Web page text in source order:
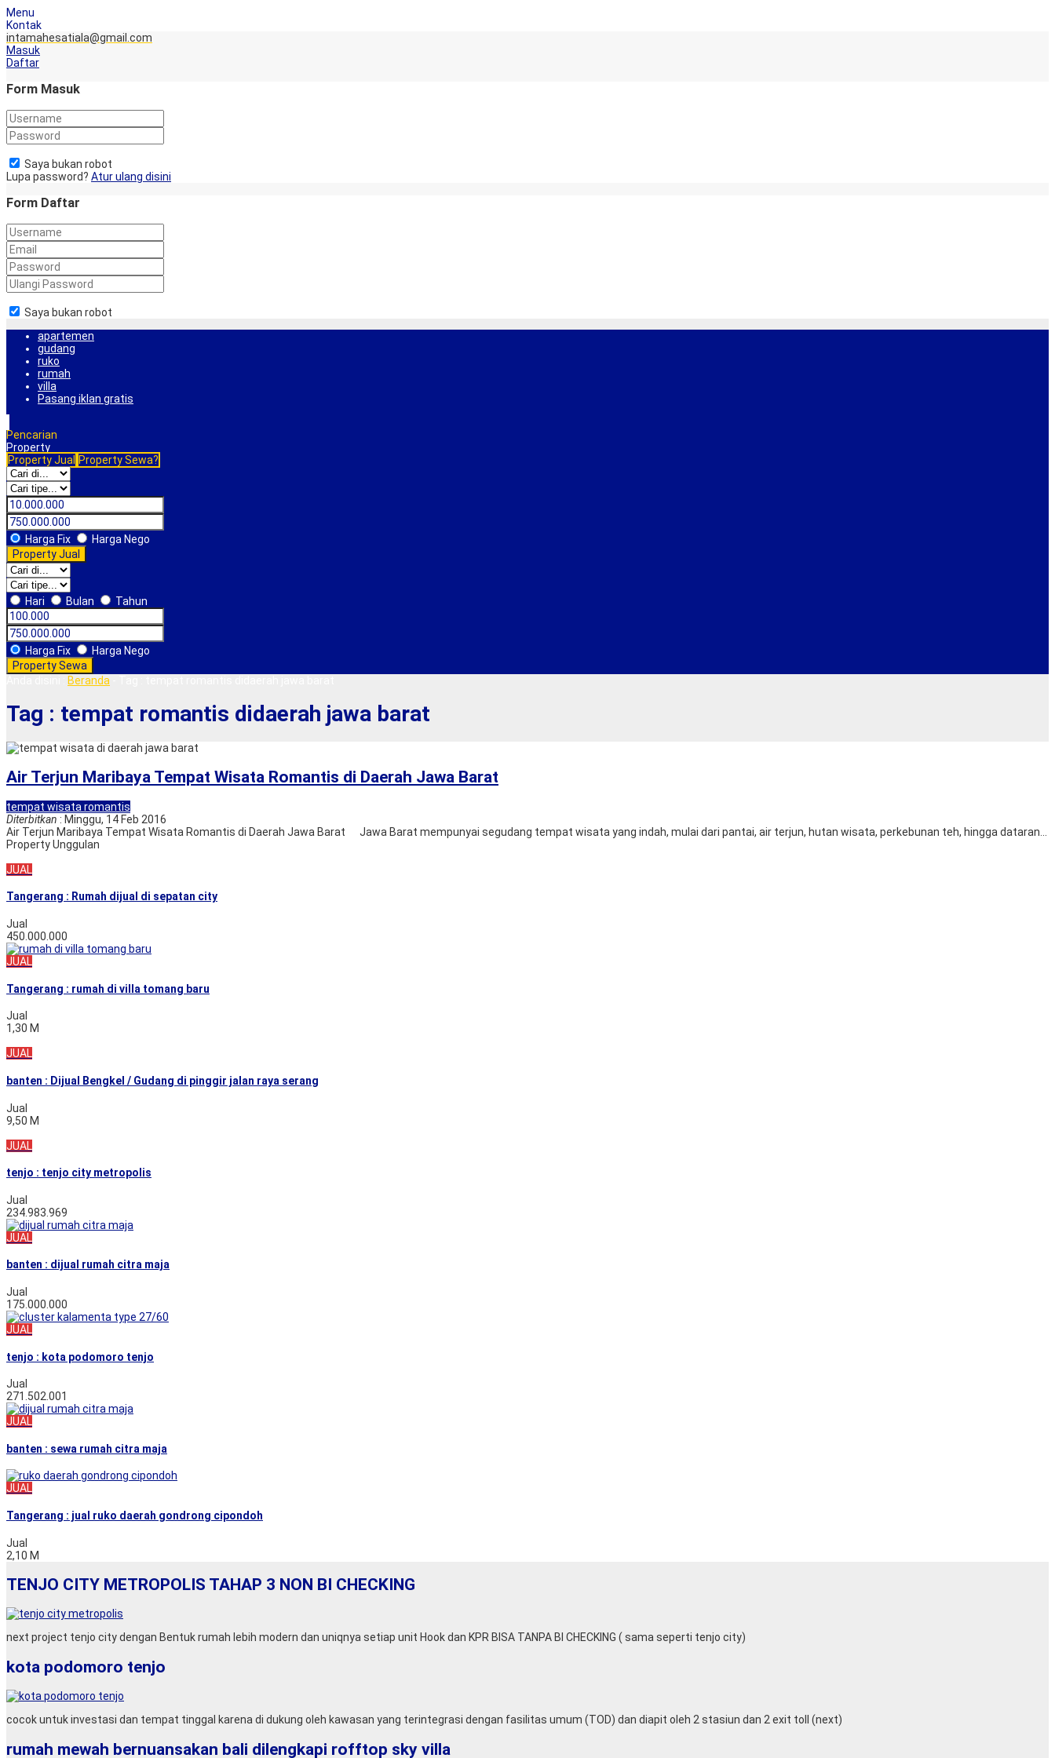
Menu
Kontak
intamahesatiala@gmail.com
Masuk
Daftar
Form Masuk
Saya bukan robot
Lupa password? Atur ulang disini
Form Daftar
Saya bukan robot
apartemen
gudang
ruko
rumah
villa
Pasang iklan gratis
Pencarian
Property
Property Jual Property Sewa?
Harga Fix
Harga Nego
Property Jual
Hari Bulan Tahun
Harga Fix
Harga Nego
Property Sewa
Beranda
Tag : tempat romantis didaerah jawa barat
Air Terjun Maribaya Tempat Wisata Romantis di Daerah Jawa Barat
tempat wisata romantis
Diterbitkan : Minggu, 14 Feb 2016
Air Terjun Maribaya Tempat Wisata Romantis di Daerah Jawa Barat Jawa Barat mempunyai segudang tempat wisata yang indah, mulai dari pantai, air terjun, hutan wisata, perkebunan teh, hingga dataran...
Property Unggulan
JUAL
Tangerang : Rumah dijual di sepatan city
Jual
450.000.000
JUAL
Tangerang : rumah di villa tomang baru
Jual
1,30 M
JUAL
banten : Dijual Bengkel / Gudang di pinggir jalan raya serang
Jual
9,50 M
JUAL
tenjo : tenjo city metropolis
Jual
234.983.969
JUAL
banten : dijual rumah citra maja
Jual
175.000.000
JUAL
tenjo : kota podomoro tenjo
Jual
271.502.001
JUAL
banten : sewa rumah citra maja
JUAL
Tangerang : jual ruko daerah gondrong cipondoh
Jual
2,10 M
TENJO CITY METROPOLIS TAHAP 3 NON BI CHECKING
next project tenjo city dengan Bentuk rumah lebih modern dan uniqnya setiap unit Hook dan KPR BISA TANPA BI CHECKING ( sama seperti tenjo city)
kota podomoro tenjo
cocok untuk investasi dan tempat tinggal karena di dukung oleh kawasan yang terintegrasi dengan fasilitas umum (TOD) dan diapit oleh 2 stasiun dan 2 exit toll (next)
rumah mewah bernuansakan bali dilengkapi rofftop sky villa